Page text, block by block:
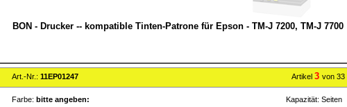
BON - Drucker -- kompatible Tinten-Patrone für Epson - TM-J 7200, TM-J 7700
Art.-Nr.: 11EP01247 Artikel 3 von 33
Farbe: bitte angeben: Kapazität: Seiten